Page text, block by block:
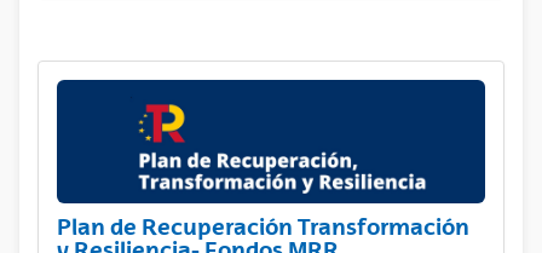
Plan de Recuperación Transformación